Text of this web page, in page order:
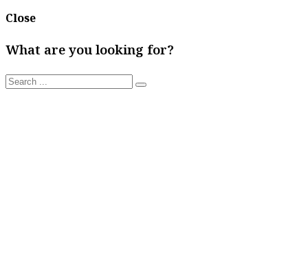
Close
What are you looking for?